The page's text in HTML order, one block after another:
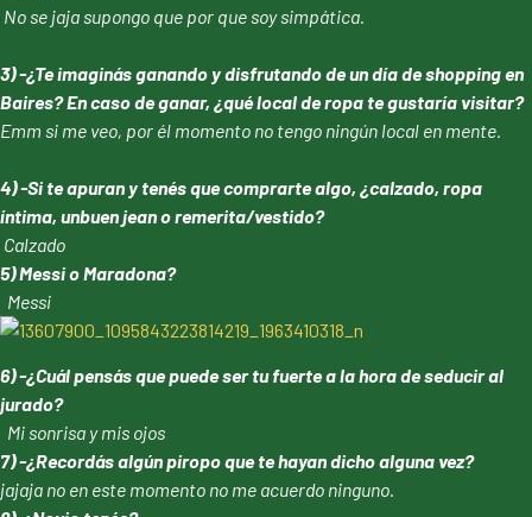
No se jaja supongo que por que soy simpática.
3) -¿Te imaginás ganando y disfrutando de un día de shopping en
Baires? En caso de ganar, ¿qué local de ropa te gustaría visitar?
Emm si me veo, por él momento no tengo ningún local en mente.
4) -Si te apuran y tenés que comprarte algo, ¿calzado, ropa
íntima, unbuen jean o remerita/vestido?
Calzado
5) Messi o Maradona?
Messi
6) -¿Cuál pensás que puede ser tu fuerte a la hora de seducir al
jurado?
Mi sonrisa y mis ojos
7) -¿Recordás algún piropo que te hayan dicho alguna vez?
jajaja no en este momento no me acuerdo ninguno.